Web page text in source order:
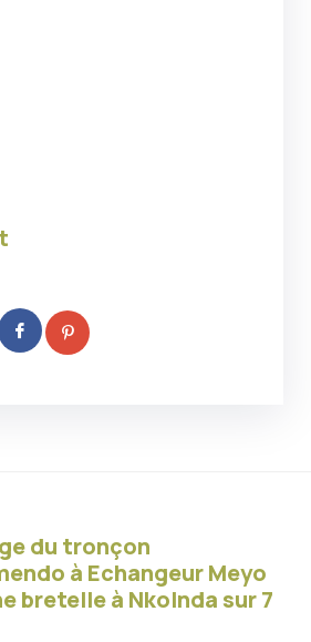
du tronçon
à Echangeur Meyo
bretelle à Nkolnda sur 7